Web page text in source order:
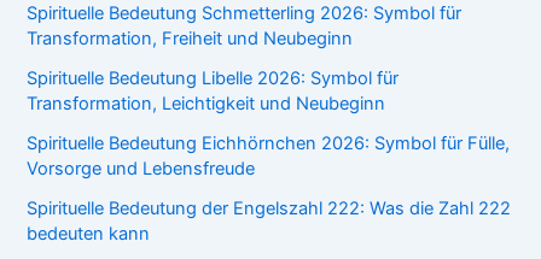
Spirituelle Bedeutung Schmetterling 2026: Symbol für
Transformation, Freiheit und Neubeginn
Spirituelle Bedeutung Libelle 2026: Symbol für
Transformation, Leichtigkeit und Neubeginn
Spirituelle Bedeutung Eichhörnchen 2026: Symbol für Fülle,
Vorsorge und Lebensfreude
Spirituelle Bedeutung der Engelszahl 222: Was die Zahl 222
bedeuten kann